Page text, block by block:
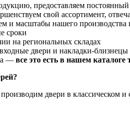
предоставляем
свой ассортимент,
и масштабы нашего
сроки
на региональных складах
двери и накладки-
— все это есть в нашем каталоге
двери в классическом